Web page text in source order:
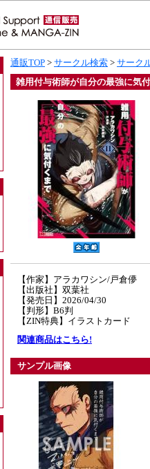
通販TOP > サークル検索 > サーク
雑用付与術師が自分の最強に気
【作家】アラカワシン/戸倉儚
【出版社】双葉社
【発売日】2026/04/30
【判形】B6判
【ZIN特典】イラストカード
関連商品はこちら!
サンプル画像